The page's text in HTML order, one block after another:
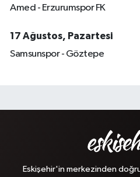
Amed - Erzurumspor FK
17 Ağustos, Pazartesi
Samsunspor - Göztepe
Eskişehir'in merkezinden